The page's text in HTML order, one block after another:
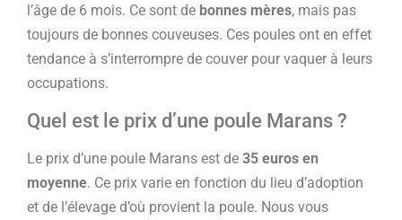
l’âge de 6 mois. Ce sont de bonnes mères, mais pas
toujours de bonnes couveuses. Ces poules ont en effet
tendance à s’interrompre de couver pour vaquer à leurs
occupations.
Quel est le prix d’une poule Marans ?
Le prix d’une poule Marans est de 35 euros en
moyenne. Ce prix varie en fonction du lieu d’adoption
et de l’élevage d’où provient la poule. Nous vous